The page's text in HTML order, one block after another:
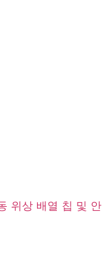
위상 배열 칩 및 안